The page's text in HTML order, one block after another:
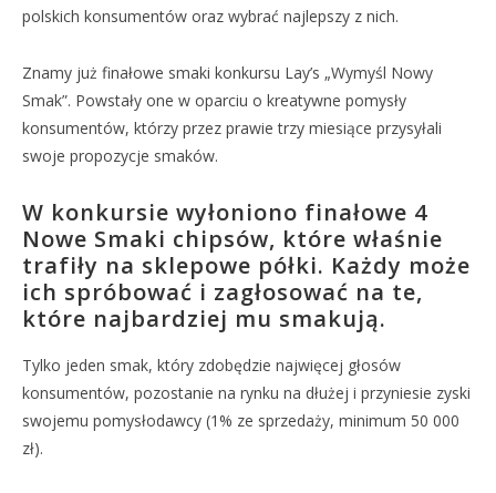
polskich konsumentów oraz wybrać najlepszy z nich.
Znamy już finałowe smaki konkursu Lay’s „Wymyśl Nowy
Smak”. Powstały one w oparciu o kreatywne pomysły
konsumentów, którzy przez prawie trzy miesiące przysyłali
swoje propozycje smaków.
W konkursie wyłoniono finałowe 4
Nowe Smaki chipsów, które właśnie
trafiły na sklepowe półki. Każdy może
ich spróbować i zagłosować na te,
które najbardziej mu smakują.
Tylko jeden smak, który zdobędzie najwięcej głosów
konsumentów, pozostanie na rynku na dłużej i przyniesie zyski
swojemu pomysłodawcy (1% ze sprzedaży, minimum 50 000
zł).